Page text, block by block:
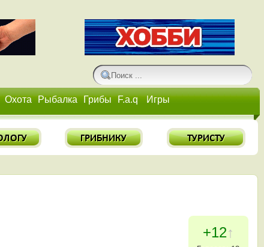
Охота Рыбалка Грибы F.a.q Игры
+12↑